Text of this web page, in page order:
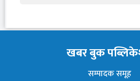
खबर बुक
सम्पादक समूह